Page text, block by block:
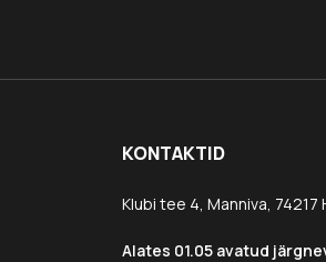
KONTAKTID
Klubi tee 4, Manniva, 74217
Alates 01.05 avatud